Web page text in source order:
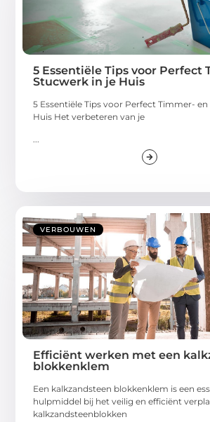
5 Essentiële Tips voor Perfect
Stucwerk in je Huis
5 Essentiële Tips voor Perfect Timmer-
Huis Het verbeteren van je
VERBOUWEN
Efficiënt werken met een
blokkenklem
Een kalkzandsteen blokkenklem is een
hulpmiddel bij het veilig en efficiënt
kalkzandsteenblokken